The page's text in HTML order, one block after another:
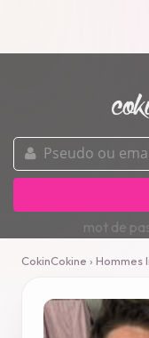
pseudo
ou
email
mot de
CokinCokine › Hommes